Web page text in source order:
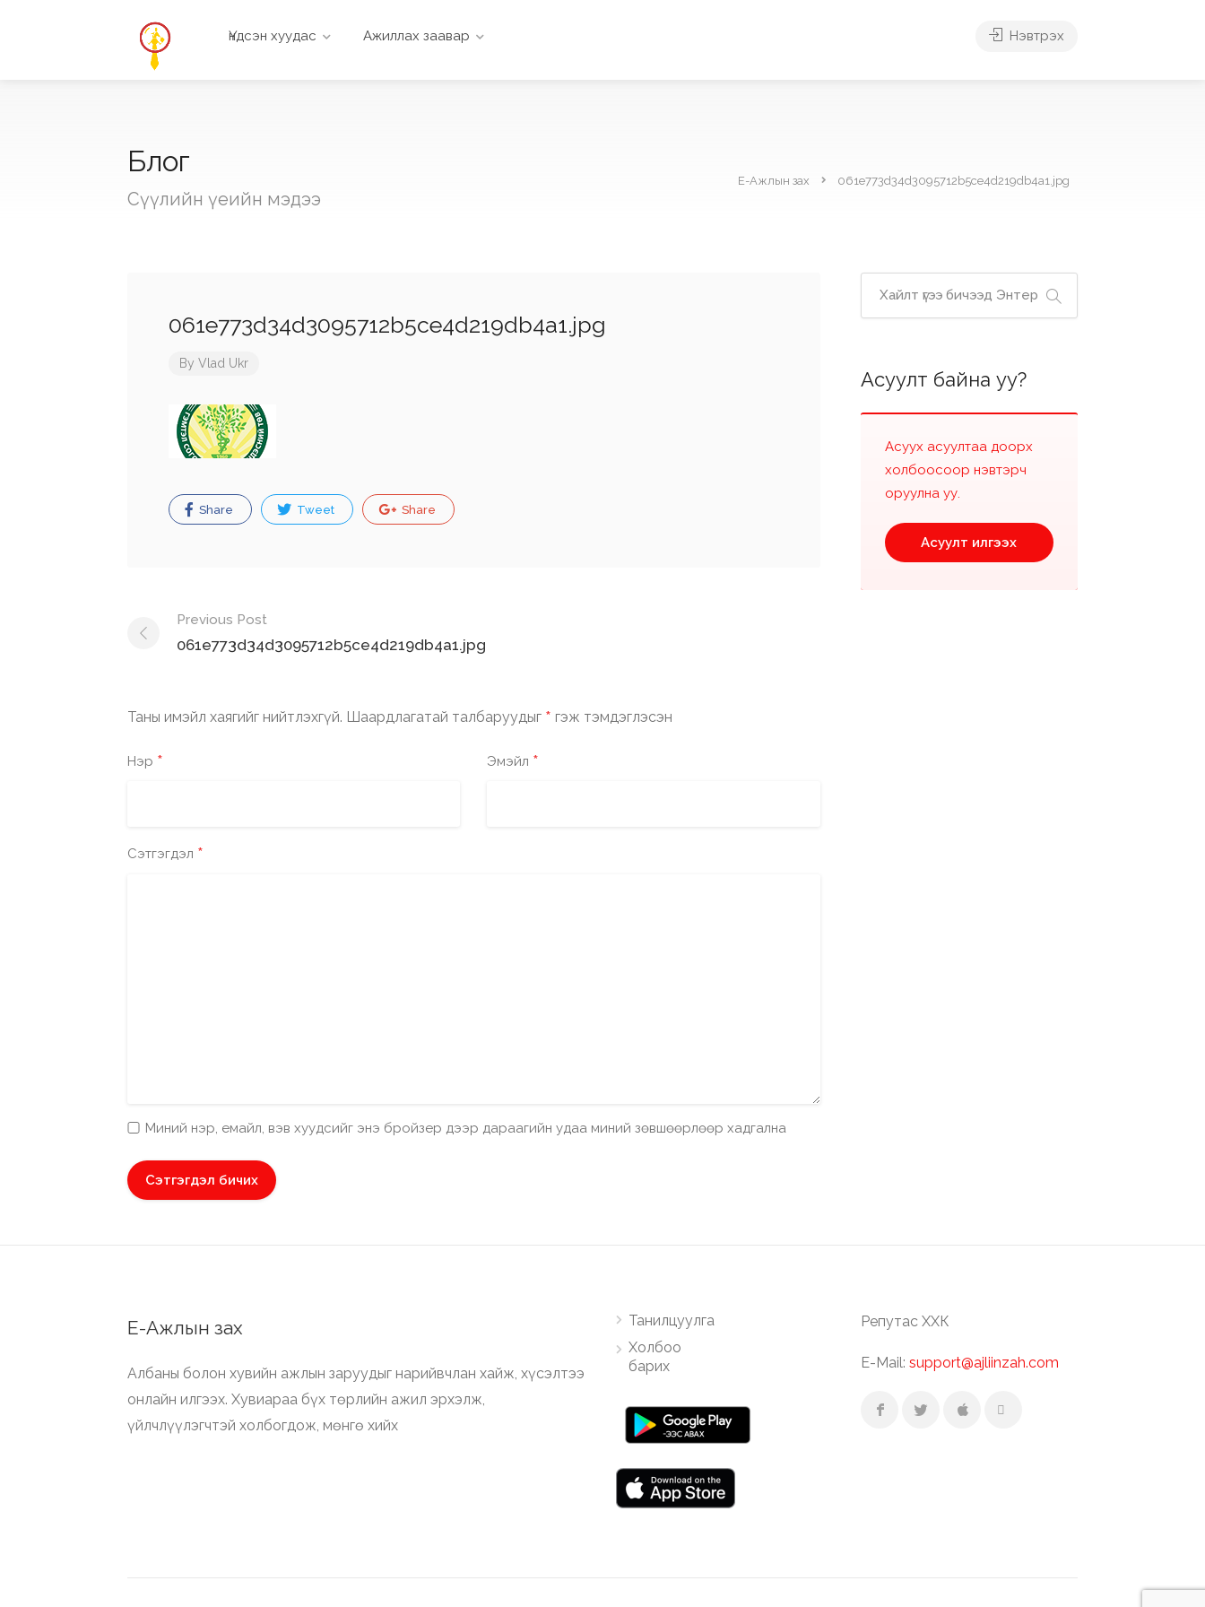
Үндсэн хуудас Ажиллах заавар Нэвтрэх
Блог
Сүүлийн үеийн мэдээ
Е-Ажлын зах 061e773d34d3095712b5ce4d219db4a1.jpg
061e773d34d3095712b5ce4d219db4a1.jpg
By Vlad Ukr
Share Tweet Share
Post
navigation
Previous Post
061e773d34d3095712b5ce4d219db4a1.jpg
Таны имэйл хаягийг нийтлэхгүй. Шаардлагатай талбаруудыг * гэж тэмдэглэсэн
Нэр * Эмэйл *
Сэтгэгдэл *
Миний нэр, емайл, вэв хуудсийг энэ бройзер дээр дараагийн удаа миний зөвшөөрлөөр хадгална
Асуулт байна уу?
Асуух асуултаа доорх
холбоосоор нэвтэрч
оруулна уу.
Асуулт илгээх
Е-Ажлын зах
Албаны болон хувийн ажлын заруудыг нарийвчлан хайж, хүсэлтээ
онлайн илгээх. Хувиараа бүх төрлийн ажил эрхэлж,
үйлчлүүлэгчтэй холбогдож, мөнгө хийх
Танилцуулга
Холбоо
барих
Репутас ХХК
E-Mail: support@ajliinzah.com